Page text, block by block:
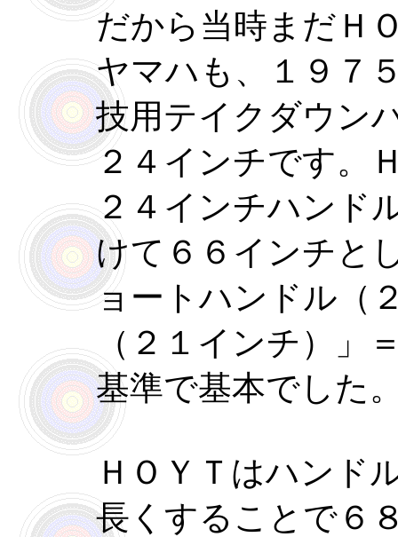
だから当時まだＨ
ヤマハも、１９７
技用テイクダウン
２４インチです。
２４インチハンド
けて６６インチと
ョートハンドル（
（２１インチ）」
基準で基本でした
ＨＯＹＴはハンド
長くすることで６